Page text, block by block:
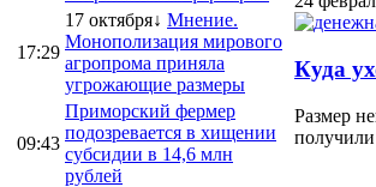
17:29
17 октября↓ Мнение.
Монополизация мирового
агропрома приняла
угрожающие размеры
09:43
Приморский фермер
подозревается в хищении
субсидии в 14,6 млн
рублей
Куда
Размер